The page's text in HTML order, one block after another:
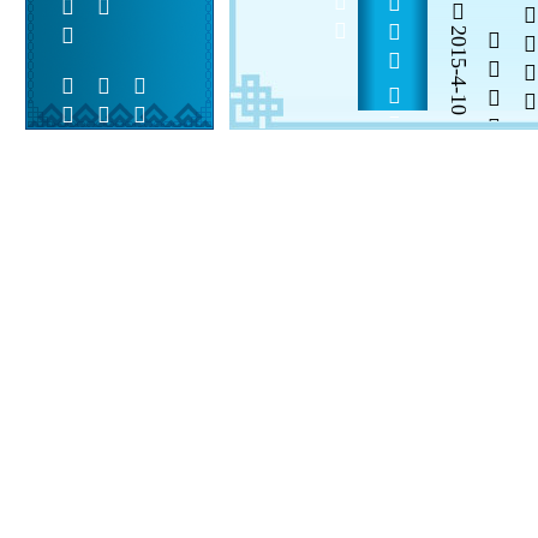
 
2015-4-10